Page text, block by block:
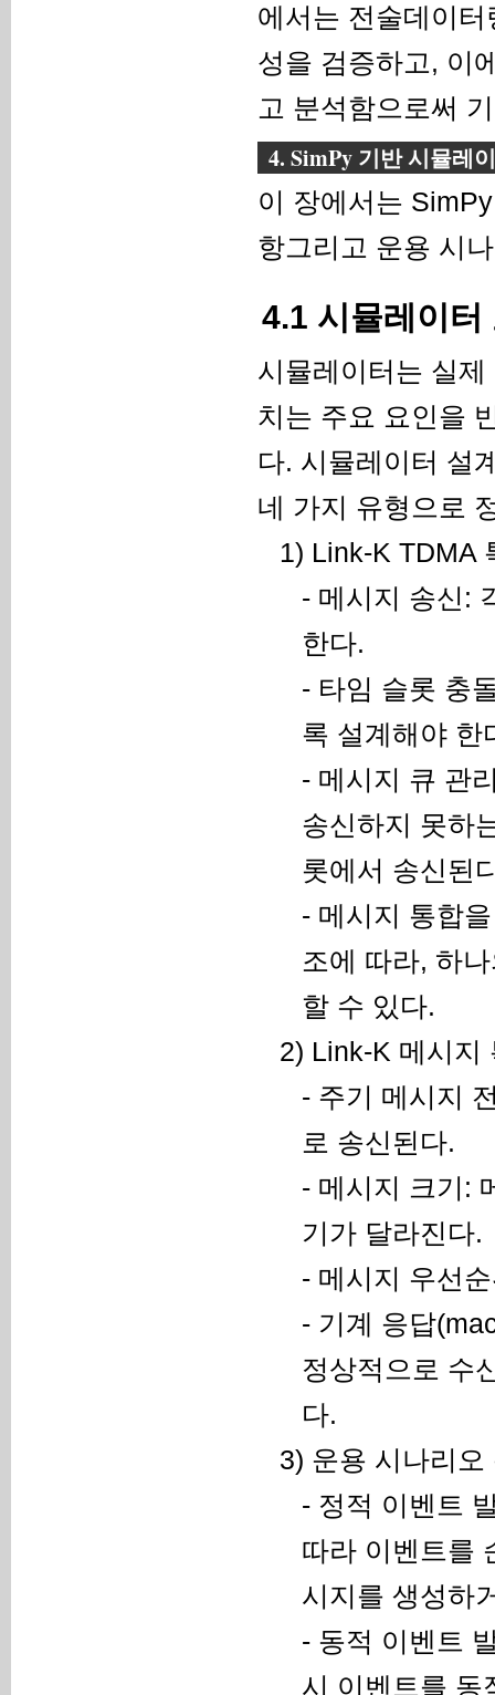
에서는 전술데이
성을 검증하고, 이
고 분석함으로써
4. SimPy 기반 시뮬레
이 장에서는
항그리고 운용 시
4.1 시뮬레이터
시뮬레이터는 실
치는 주요 요인을
다. 시뮬레이터 설
네 가지 유형으로
1) Link-K TDMA
- 메시지 송신:
한다.
- 타임 슬롯 충
록 설계해야 한
- 메시지 큐 관
송신하지 못하
롯에서 송신된
- 메시지 통합
조에 따라, 하
할 수 있다.
2) Link-K 메시지
- 주기 메시지
로 송신된다.
- 메시지 크기:
기가 달라진다.
- 메시지 우선
- 기계 응답
정상적으로 수
다.
3) 운용 시나리오
- 정적 이벤트
따라 이벤트를
시지를 생성하
- 동적 이벤트
시 이벤트를 동